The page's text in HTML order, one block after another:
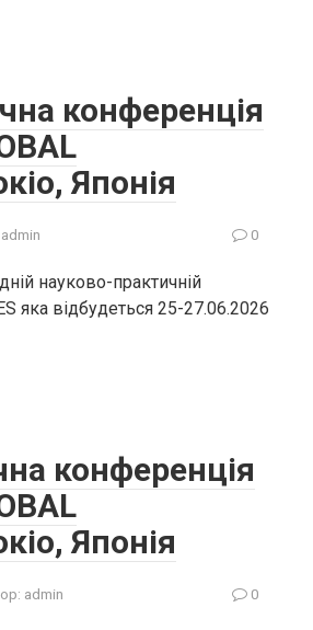
конференція
Японія
admin 0
науково-практичній
яка відбудеться 25-27.06.2026
конференція
Японія
admin 0